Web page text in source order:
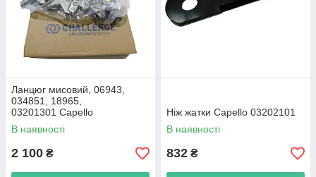
Ланцюг мисовий, 06943,
034851, 18965,
03201301 Capello
В наявності
2 100 ₴
Ніж жатки Capello 03202101
В наявності
832 ₴